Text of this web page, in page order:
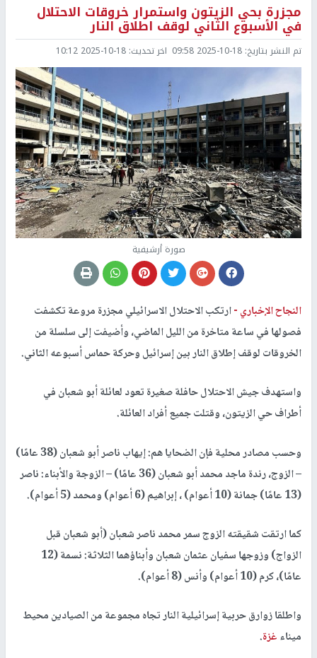
مجزرة بحي الزيتون واستمرار خروقات الاحتلال
في الأسبوع الثاني لوقف اطلاق النار
تم النشر بتاريخ: 2025-10-18 09:58 اخر تحديث: 2025-10-18 10:12
صورة أرشيفية
النجاح الإخباري -ارتكب الاحتلال الاسرائيلي مجزرة مروعة تكشفت
فصولها في ساعة متاخرة من الليل الماضي، وأضيفت إلى سلسلة من
الخروقات لوقف إطلاق النار بين إسرائيل وحركة حماس أسبوعه الثاني.
واستهدف جيش الاحتلال حافلة صغيرة تعود لعائلة أبو شعبان في
أطراف حي الزيتون، وقتلت جميع أفراد العائلة.
وحسب مصادر محلية فإن الضحايا هم: إيهاب ناصر أبو شعبان (38 عامًا)
– الزوج، رندة ماجد محمد أبو شعبان (36 عامًا) – الزوجة والأبناء: ناصر
(13 عامًا) جمانة (10 أعوام) ، إبراهيم (6 أعوام) ومحمد (5 أعوام).
كما ارتقت شقيقته الزوج سمر محمد ناصر شعبان (أبو شعبان قبل
الزواج) وزوجها سفيان عثمان شعبان وأبناؤهما الثلاثة: نسمة (12
عامًا)، كرم (10 أعوام) وأنس (8 أعوام).
واطلقا زوارق حربية إسرائيلية النار تجاه مجموعة من الصيادين محيط
ميناءغزة.